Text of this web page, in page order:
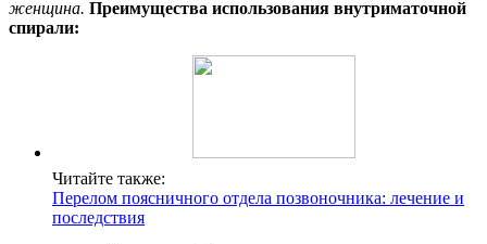
женщина. Преимущества использования внутриматочной
спирали:
Читайте также:
Перелом поясничного отдела позвоночника: лечение и
последствия